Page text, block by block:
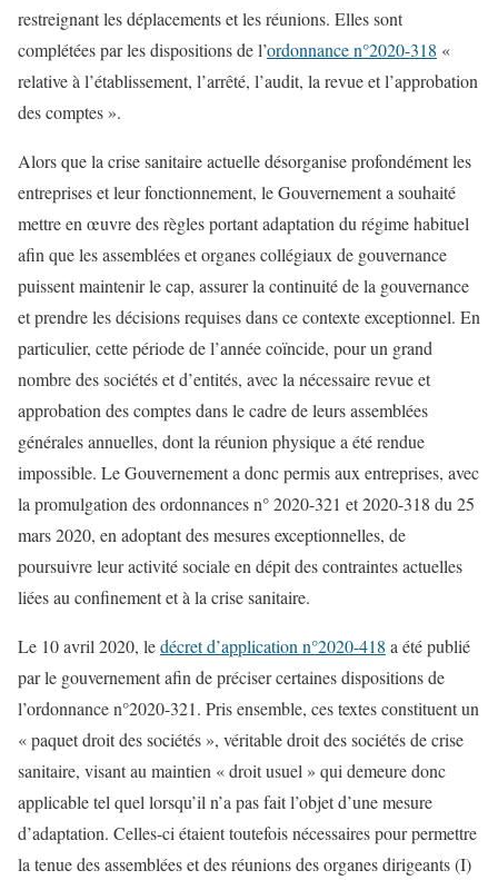
restreignant les déplacements et les réunions. Elles sont
complétées par les dispositions de l’ordonnance n°2020-318 «
relative à l’établissement, l’arrêté, l’audit, la revue et l’approbation
des comptes ».
Alors que la crise sanitaire actuelle désorganise profondément les
entreprises et leur fonctionnement, le Gouvernement a souhaité
mettre en œuvre des règles portant adaptation du régime habituel
afin que les assemblées et organes collégiaux de gouvernance
puissent maintenir le cap, assurer la continuité de la gouvernance
et prendre les décisions requises dans ce contexte exceptionnel. En
particulier, cette période de l’année coïncide, pour un grand
nombre des sociétés et d’entités, avec la nécessaire revue et
approbation des comptes dans le cadre de leurs assemblées
générales annuelles, dont la réunion physique a été rendue
impossible. Le Gouvernement a donc permis aux entreprises, avec
la promulgation des ordonnances n° 2020-321 et 2020-318 du 25
mars 2020, en adoptant des mesures exceptionnelles, de
poursuivre leur activité sociale en dépit des contraintes actuelles
liées au confinement et à la crise sanitaire.
Le 10 avril 2020, ledécret d’application n°2020-418 a été publié
par le gouvernement afin de préciser certaines dispositions de
l’ordonnance n°2020-321. Pris ensemble, ces textes constituent un
« paquet droit des sociétés », véritable droit des sociétés de crise
sanitaire, visant au maintien « droit usuel » qui demeure donc
applicable tel quel lorsqu’il n’a pas fait l’objet d’une mesure
d’adaptation. Celles-ci étaient toutefois nécessaires pour permettre
la tenue des assemblées et des réunions des organes dirigeants (I)